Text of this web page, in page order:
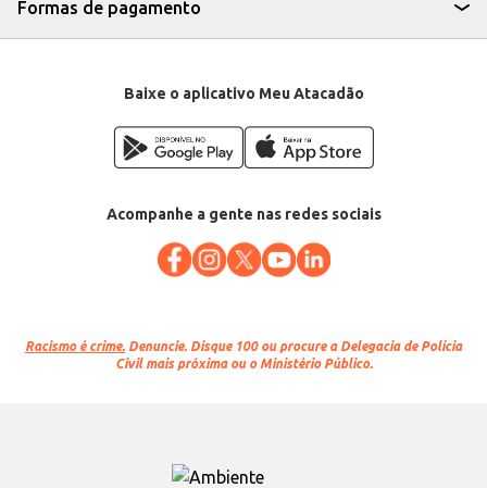
Formas de pagamento
Baixe o aplicativo Meu Atacadão
Acompanhe a gente nas redes sociais
Racismo é crime. Denuncie. Disque 100 ou procure a Delegacia de Polícia
Civil mais próxima ou o Ministério Público.